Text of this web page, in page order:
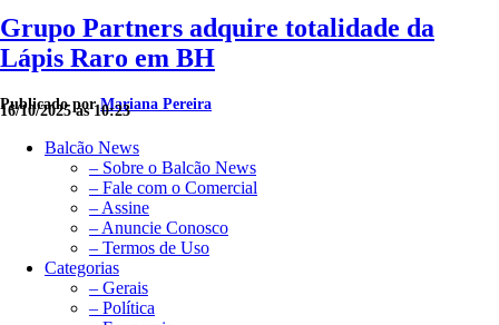
Grupo Partners adquire totalidade da
Lápis Raro em BH
Publicado porMariana Pereira
16/10/2025 às 10:23
Balcão News
– Sobre o Balcão News
– Fale com o Comercial
– Assine
– Anuncie Conosco
– Termos de Uso
Categorias
– Gerais
– Política